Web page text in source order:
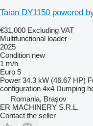
Taian DY1150 powered
€31,000 Excluding VAT
Multifunctional loader
2025
Condition new
1 m/h
Euro 5
Power 34.3 kW (46.67 HP)
configuration 4x4 Dumping
Romania, Braşov
ER MACHINERY S.R.L.
Contact the seller